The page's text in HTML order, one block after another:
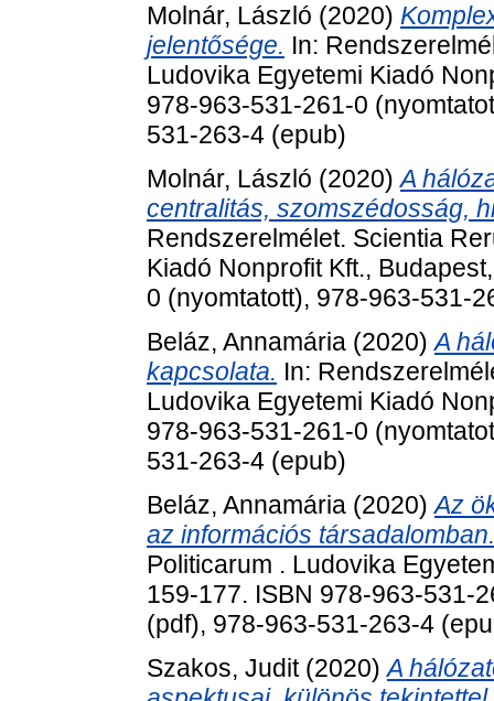
Molnár, László (2020)
jelentősége. In:
Ludovika Egyetemi Kiadó
978-963-531-261-0
531-263-4 (epub)
Molnár, László (2020)A
centralitás, szomszédosság,
Rendszerelmélet. Scientia
Kiadó Nonprofit Kft.,
0 (nyomtatott), 978-963-531-
Beláz, Annamária (2020)A
kapcsolata. In:
Ludovika Egyetemi Kiadó
978-963-531-261-0
531-263-4 (epub)
Beláz, Annamária (2020)Az
az információs társadalomban.
Politicarum . Ludovika
159-177. ISBN 978-963-531-
(pdf), 978-963-531-263-4
Szakos, Judit(2020)A